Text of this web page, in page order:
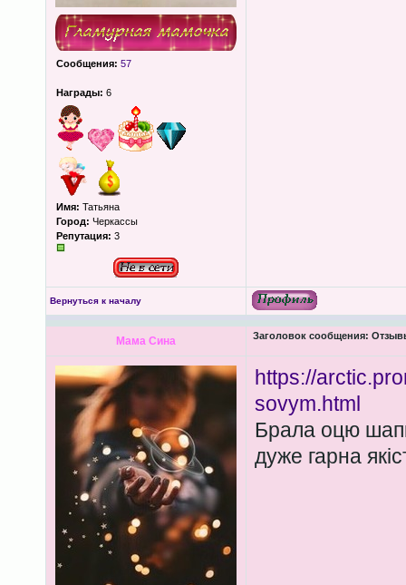
Сообщения: 57
Награды: 6
Имя: Татьяна
Город: Черкассы
Репутация: 3
Вернуться к началу
Мама Сина Заголовок сообщения:
https://
sovym.html
Брала оцю
дуже гарна